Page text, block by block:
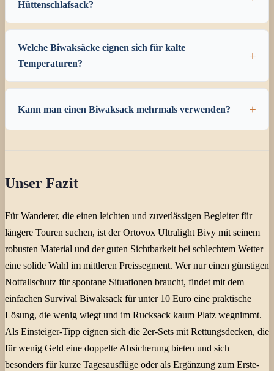
Hüttenschlafsack?
Welche Biwaksäcke eignen sich für kalte
Temperaturen?
Kann man einen Biwaksack mehrmals verwenden?
Unser Fazit
Für Wanderer, die einen leichten und zuverlässigen Begleiter für
längere Touren suchen, ist der Ortovox Ultralight Bivy mit seinem
robusten Material und der guten Sichtbarkeit bei schlechtem Wetter
eine solide Wahl im mittleren Preissegment. Wer nur einen günstigen
Notfallschutz für spontane Situationen braucht, findet mit dem
einfachen Survival Biwaksack für unter 10 Euro eine praktische
Lösung, die wenig wiegt und im Rucksack kaum Platz wegnimmt.
Als Einsteiger-Tipp eignen sich die 2er-Sets mit Rettungsdecken, die
für wenig Geld eine doppelte Absicherung bieten und sich
besonders für kurze Tagesausflüge oder als Ergänzung zum Erste-